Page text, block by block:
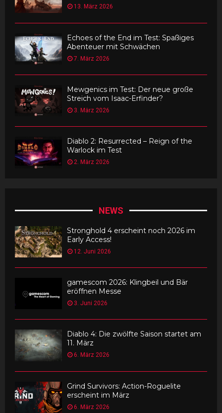
13. März 2026
Echoes of the End im Test: Spaßiges
Abenteuer mit Schwächen
7. März 2026
Mewgenics im Test: Der neue große
Streich vom Isaac-Erfinder?
3. März 2026
Diablo 2: Resurrected – Reign of the
Warlock im Test
2. März 2026
NEWS
Stronghold 4 erscheint noch 2026 im
Early Access!
12. Juni 2026
gamescom 2026: Klingbeil und Bär
eröffnen Messe
3. Juni 2026
Diablo 4: Die zwölfte Saison startet am
11. März
6. März 2026
Grind Survivors: Action-Roguelite
erscheint im März
6. März 2026